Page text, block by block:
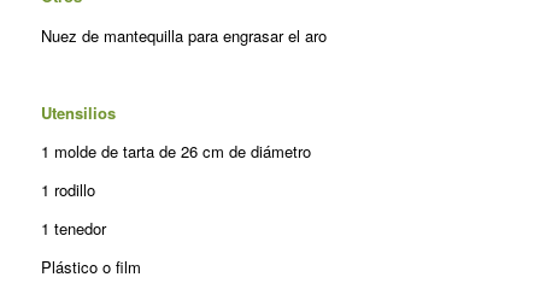
Nuez de mantequilla para engrasar el aro
Utensilios
1 molde de tarta de 26 cm de diámetro
1 rodillo
1 tenedor
Plástico o film